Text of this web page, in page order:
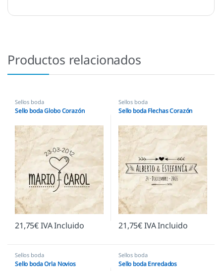
Productos relacionados
Sellos boda
Sello boda Globo Corazón
21,75€IVA Incluido
Sellos boda
Sello boda Flechas Corazón
21,75€IVA Incluido
Sellos boda
Sello boda Orla Novios
Sellos boda
Sello boda Enredados